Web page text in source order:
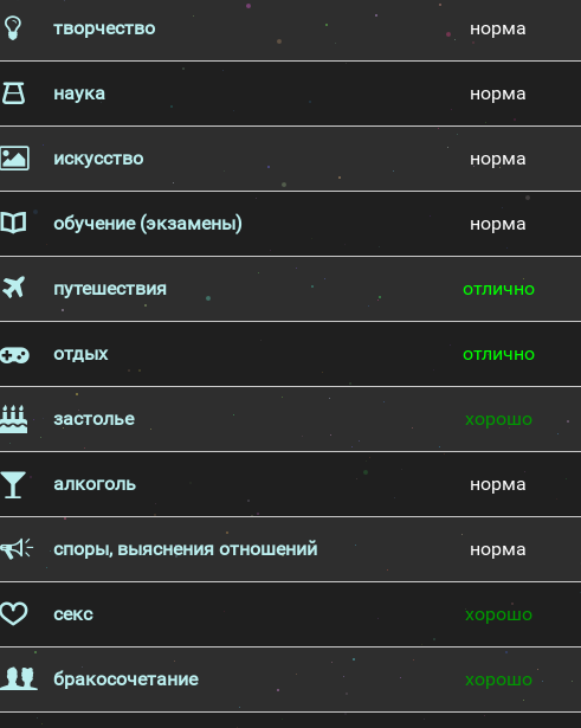
творчество норма
наука норма
искусство норма
обучение (экзамены) норма
путешествия отлично
отдых отлично
застолье хорошо
алкоголь норма
споры, выяснения отношений норма
секс хорошо
бракосочетание хорошо